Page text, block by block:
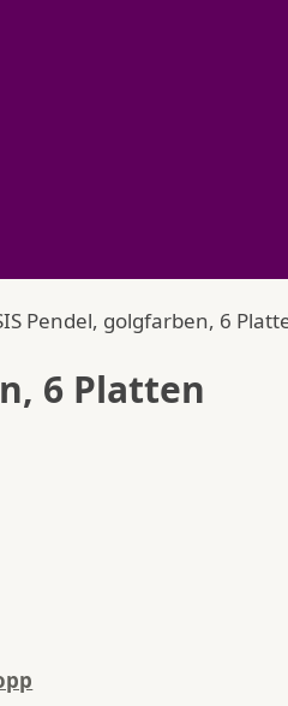
Pendel, golgfarben, 6
6 Platten